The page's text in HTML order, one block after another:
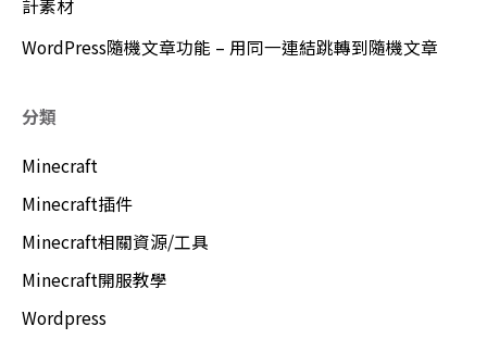
計素材
WordPress隨機文章功能 – 用同一連結跳轉到隨機文章
分類
Minecraft
Minecraft插件
Minecraft相關資源/工具
Minecraft開服教學
Wordpress